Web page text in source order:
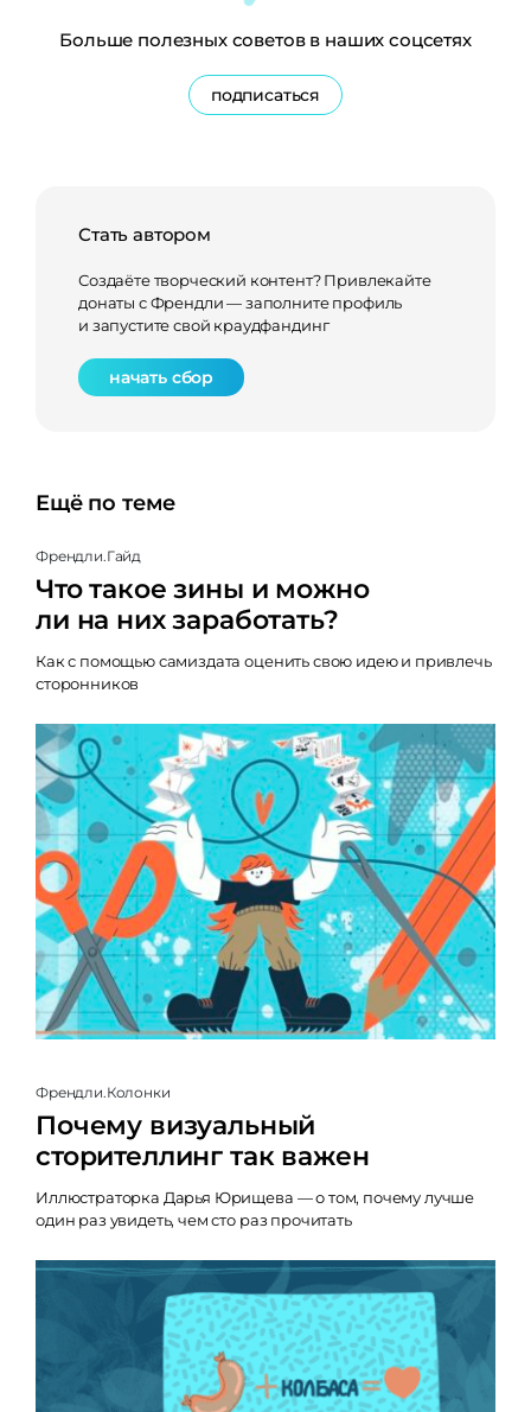
Больше полезных советов в наших соцсетях
подписаться
Стать автором
Создаёте творческий контент? Привлекайте
донаты с Френдли — заполните профиль
и запустите свой краудфандинг
начать сбор
Ещё по теме
Френдли.Гайд
Что такое зины и можно
ли на них заработать?
Как с помощью самиздата оценить свою идею и привлечь
сторонников
Френдли.Колонки
Почему визуальный
сторителлинг так важен
Иллюстраторка Дарья Юрищева — о том, почему лучше
один раз увидеть, чем сто раз прочитать